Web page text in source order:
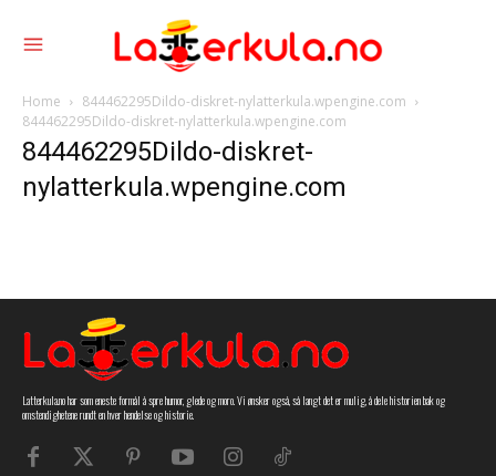
Home
844462295Dildo-diskret-nylatterkula.wpengine.com
844462295Dildo-diskret-nylatterkula.wpengine.com
844462295Dildo-diskret-
nylatterkula.wpengine.com
Latterkula.no har som eneste formål å spre humor, glede og moro. Vi ønsker også, så langt det er mulig, å dele historien bak og
omstendighetene rundt en hver hendelse og historie.